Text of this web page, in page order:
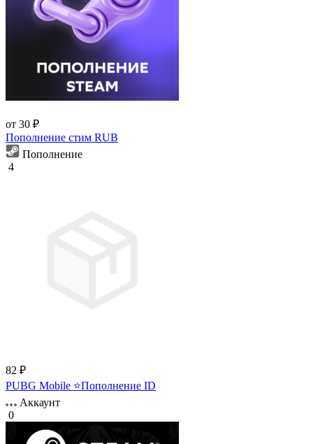
от 30 ₽
Пополнение стим RUB
Пополнение
4
82 ₽
PUBG Mobile ⭐Пополнение ID
Аккаунт
0